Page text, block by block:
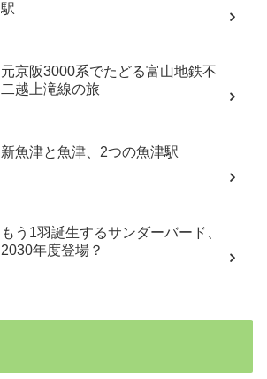
駅
元京阪3000系でたどる富山地鉄不
二越上滝線の旅
新魚津と魚津、2つの魚津駅
もう1羽誕生するサンダーバード、
2030年度登場？